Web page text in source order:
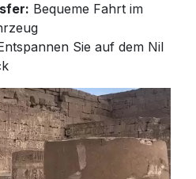
Bequeme Fahrt im
Sie auf dem Nil